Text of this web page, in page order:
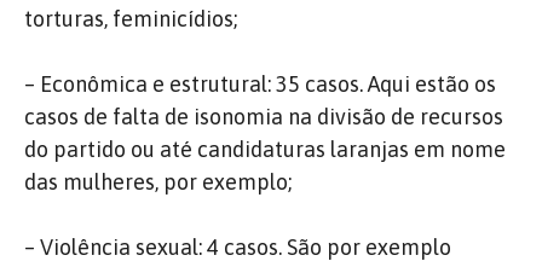
torturas, feminicídios;
– Econômica e estrutural: 35 casos. Aqui estão os
casos de falta de isonomia na divisão de recursos
do partido ou até candidaturas laranjas em nome
das mulheres, por exemplo;
– Violência sexual: 4 casos. São por exemplo